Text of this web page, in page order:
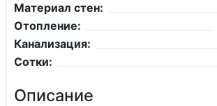
Материал стен:
Отопление:
Канализация:
Сотки:
Описание